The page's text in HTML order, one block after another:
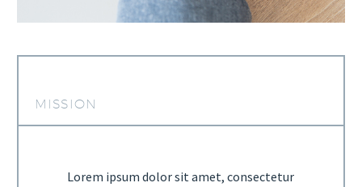
MISSION
Lorem ipsum dolor sit amet, consectetur